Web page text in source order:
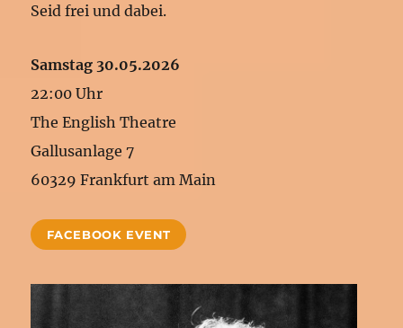
Seid frei und dabei.
Samstag 30.05.2026
22:00 Uhr
The English Theatre
Gallusanlage 7
60329 Frankfurt am Main
FACEBOOK EVENT